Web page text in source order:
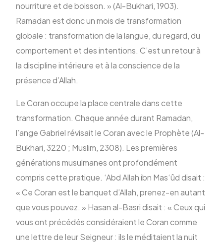
nourriture et de boisson. » (Al-Bukhari, 1903).
Ramadan est donc un mois de transformation
globale : transformation de la langue, du regard, du
comportement et des intentions. C’est un retour à
la discipline intérieure et à la conscience de la
présence d’Allah.
Le Coran occupe la place centrale dans cette
transformation. Chaque année durant Ramadan,
l’ange Gabriel révisait le Coran avec le Prophète (Al-
Bukhari, 3220 ; Muslim, 2308). Les premières
générations musulmanes ont profondément
compris cette pratique. ‘Abd Allah ibn Mas‘ûd disait :
« Ce Coran est le banquet d’Allah, prenez-en autant
que vous pouvez. » Hasan al-Basri disait : « Ceux qui
vous ont précédés considéraient le Coran comme
une lettre de leur Seigneur : ils le méditaient la nuit